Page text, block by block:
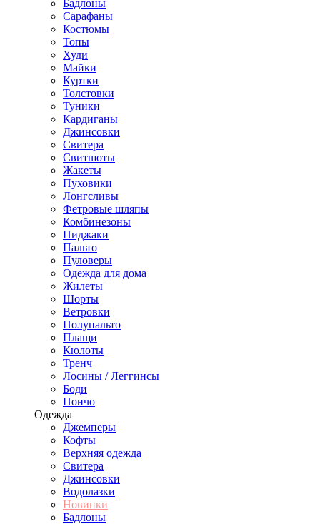
Бадлоны
Сарафаны
Костюмы
Топы
Худи
Майки
Куртки
Толстовки
Туники
Кардиганы
Джинсовки
Свитера
Свитшоты
Жакеты
Пуховики
Лонгсливы
Фетровые шляпы
Комбинезоны
Пиджаки
Пальто
Пуловеры
Одежда для дома
Жилеты
Шорты
Ветровки
Полупальто
Плащи
Кюлоты
Тренч
Лосины / Леггинсы
Боди
Пончо
Одежда
Джемперы
Кофты
Верхняя одежда
Свитера
Джинсовки
Водолазки
Новинки
Бадлоны